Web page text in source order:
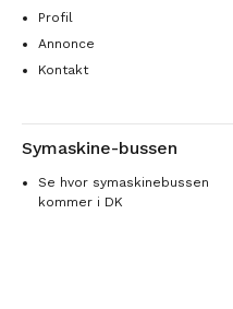
Profil
Annonce
Kontakt
Symaskine-bussen
Se hvor symaskinebussen
kommer i DK